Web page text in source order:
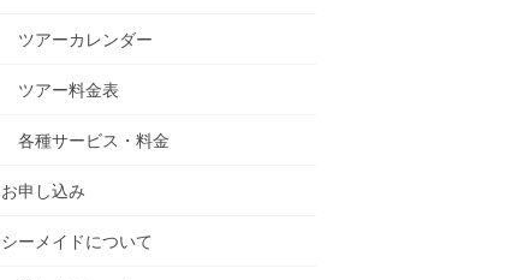
ツアーカレンダー
ツアー料金表
各種サービス・料金
お申し込み
シーメイドについて